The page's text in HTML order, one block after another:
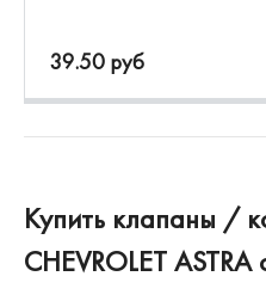
39.50 руб
Купить клапаны /
CHEVROLET